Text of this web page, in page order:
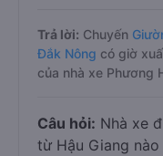
Trả lời: Chuyến
Đắk Nông có giờ
của nhà xe Phương
Câu hỏi: Nhà xe
từ Hậu Giang